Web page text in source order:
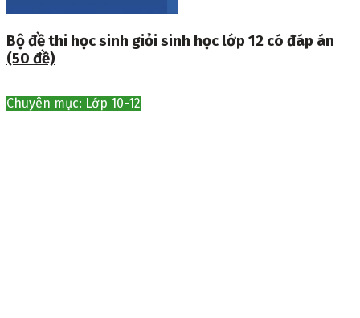
Bộ đề thi học sinh giỏi sinh học lớp 12 có đáp án
(50 đề)
Chuyên mục: Lớp 10-12